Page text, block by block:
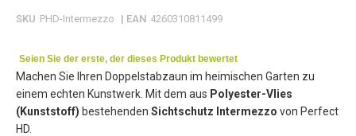
SKU PHD-Intermezzo | EAN 4260310811499
Seien Sie der erste, der dieses Produkt bewertet
Machen Sie Ihren Doppelstabzaun im heimischen Garten zu
einem echten Kunstwerk. Mit dem aus Polyester-Vlies
(Kunststoff) bestehenden Sichtschutz Intermezzo von Perfect
HD.
the
gallery